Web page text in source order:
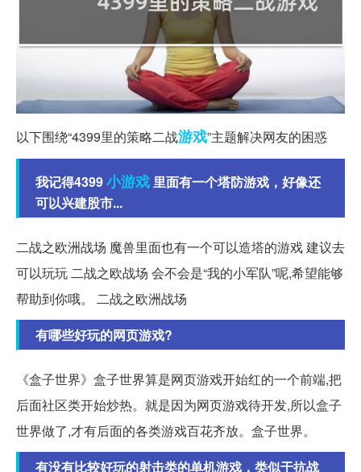
以下围绕“4399里的策略二战游戏”主题解决网友的困惑
我记得4399小游戏里面有一个塔防游戏，好像还
可以兴建股市...
二战之欧洲战场 魔兽里面也有一个可以造塔的游戏 建议去
可以玩玩 二战之欧战场 会不会是“我的小军队”呢,希望能够
帮助到你哦。 二战之欧洲战场
有哪些好玩的网页游戏?
《盒子世界》盒子世界算是网页游戏开始红的一个前端,把
后面社区类开始炒热。就是因为网页游戏待开发,所以盒子
世界做了,才有后面的各类游戏百花齐放。盒子世界。
有没有比较好玩的射击类的单机游戏，类似于抗战